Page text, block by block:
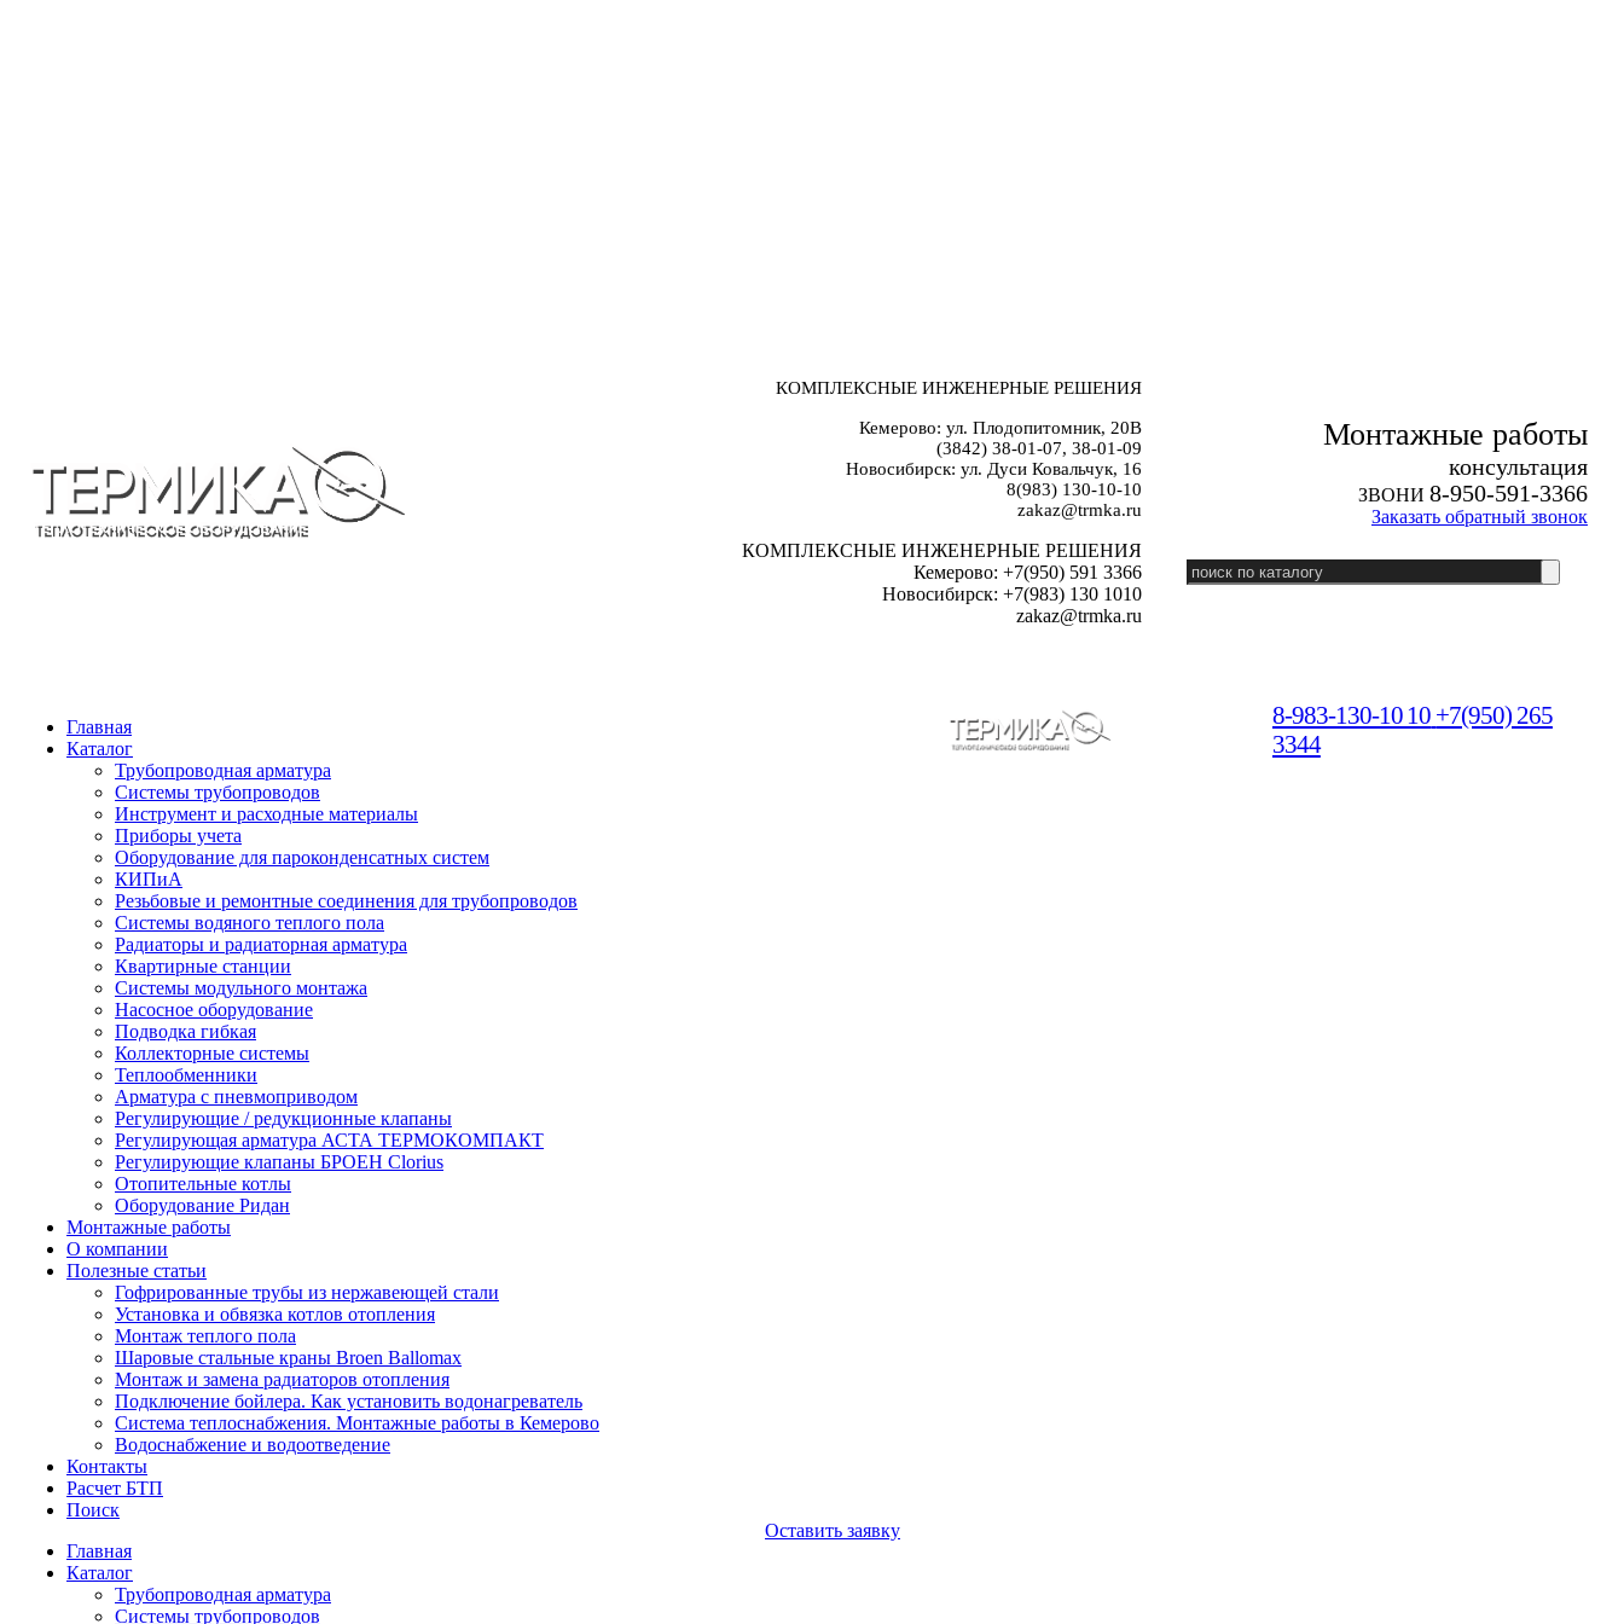
КОМПЛЕКСНЫЕ ИНЖЕНЕРНЫЕ РЕШЕНИЯ
Кемерово: ул. Плодопитомник, 20В
(3842) 38-01-07, 38-01-09
Новосибирск: ул. Дуси Ковальчук, 16
8(983) 130-10-10
zakaz@trmka.ru
КОМПЛЕКСНЫЕ ИНЖЕНЕРНЫЕ РЕШЕНИЯ
Кемерово: +7(950) 591 3366
Новосибирск: +7(983) 130 1010
zakaz@trmka.ru
Монтажные работы
консультация
ЗВОНИ 8-950-591-3366
Заказать обратный звонок
Главная
Каталог
Трубопроводная арматура
Системы трубопроводов
Инструмент и расходные материалы
Приборы учета
Оборудование для пароконденсатных систем
КИПиА
Резьбовые и ремонтные соединения для трубопроводов
Системы водяного теплого пола
Радиаторы и радиаторная арматура
Квартирные станции
Системы модульного монтажа
Насосное оборудование
Подводка гибкая
Коллекторные системы
Теплообменники
Арматура с пневмоприводом
Регулирующие / редукционные клапаны
Регулирующая арматура АСТА ТЕРМОКОМПАКТ
Регулирующие клапаны БРОЕН Clorius
Отопительные котлы
Оборудование Ридан
Монтажные работы
О компании
Полезные статьи
Гофрированные трубы из нержавеющей стали
Установка и обвязка котлов отопления
Монтаж теплого пола
Шаровые стальные краны Broen Ballomax
Монтаж и замена радиаторов отопления
Подключение бойлера. Как установить водонагреватель
Система теплоснабжения. Монтажные работы в Кемерово
Водоснабжение и водоотведение
Контакты
Расчет БТП
Поиск
Главная
Каталог
Трубопроводная арматура
Системы трубопроводов
Оставить заявку
8-983-130-10 10 +7(950) 265
3344